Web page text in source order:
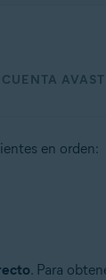
CUENTA AVAST
en orden:
. Para